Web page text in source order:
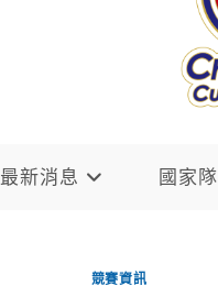
最新消息 國家隊
競賽資訊